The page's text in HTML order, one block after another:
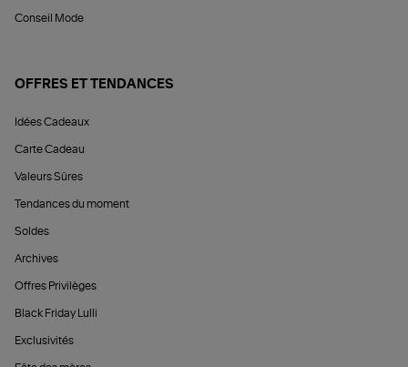
Conseil Mode
OFFRES ET TENDANCES
Idées Cadeaux
Carte Cadeau
Valeurs Sûres
Tendances du moment
Soldes
Archives
Offres Privilèges
Black Friday Lulli
Exclusivités